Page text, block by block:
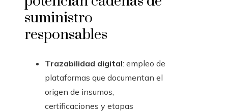
suministro
responsables
Trazabilidad digital: empleo de
plataformas que documentan el
origen de insumos,
certificaciones y etapas